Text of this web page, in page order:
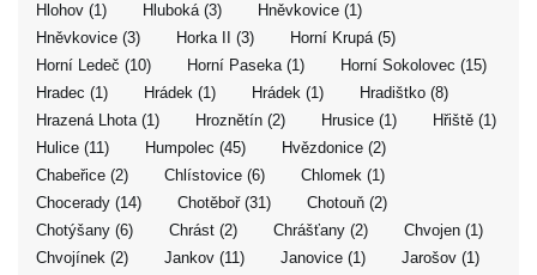
Hlohov (1)
Hluboká (3)
Hněvkovice (1)
Hněvkovice (3)
Horka II (3)
Horní Krupá (5)
Horní Ledeč (10)
Horní Paseka (1)
Horní Sokolovec (15)
Hradec (1)
Hrádek (1) Hrádek (1)
Hradištko (8)
Hrazená Lhota (1)
Hroznětín (2) Hrusice (1)
Hřiště (1)
Hulice (11)
Humpolec (45)
Hvězdonice (2)
Chabeřice (2)
Chlístovice (6)
Chlomek (1)
Chocerady (14)
Chotěboř (31)
Chotouň (2)
Chotýšany (6)
Chrást (2) Chrášťany (2)
Chvojen (1)
Chvojínek (2)
Jankov (11) Janovice (1)
Jarošov (1)